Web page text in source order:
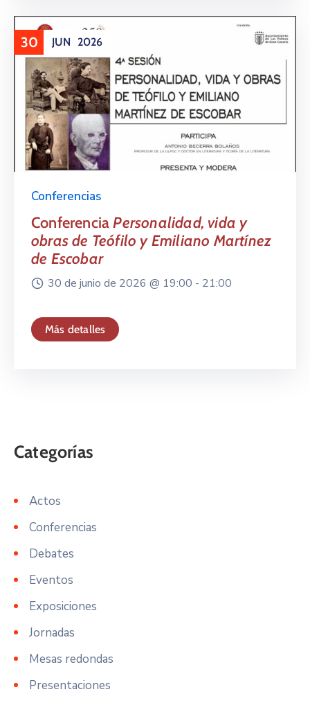
30 JUN 2026
Conferencias
ConferenciaPersonalidad, vida y
obras de Teófilo y Emiliano Martínez
de Escobar
30 de junio de 2026 @ 19:00 - 21:00
Más detalles
Actos
Conferencias
Debates
Eventos
Exposiciones
Jornadas
Mesas redondas
Presentaciones